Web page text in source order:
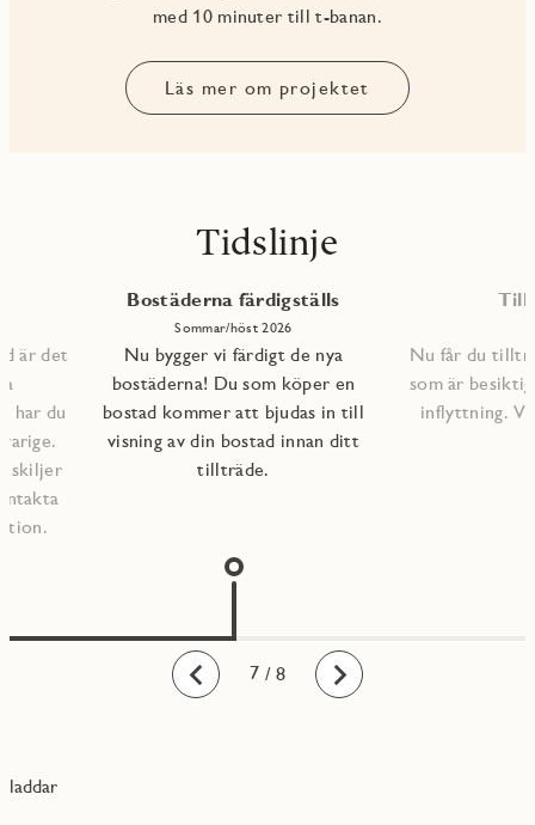
med 10 minuter till t-banan.
Läs mer om projektet
Tidslinje
Bakåt
är det
har du
skiljer
Bostäderna färdigställs
Sommar/höst 2026
Nu bygger vi färdigt de nya
bostäderna! Du som köper en
bostad kommer att bjudas in till
visning av din bostad innan ditt
tillträde.
Nu får du
som är
inflyttning.
Framåt
1
2
3
4
5
6
7
8 / 8
laddar